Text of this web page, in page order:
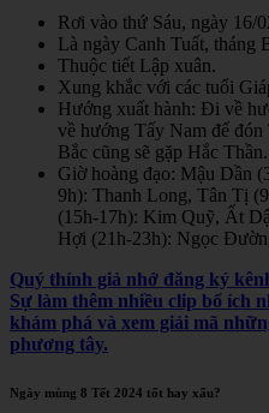
Rơi vào thứ Sáu, ngày 16/
Là ngày Canh Tuất, tháng
Thuộc tiết Lập xuân.
Xung khắc với các tuổi
Hướng xuất hành: Đi về
về hướng Tấy Nam để
Bắc cũng sẽ gặp Hắc Thần.
Giờ hoàng đạo: Mậu Dần
9h): Thanh Long, Tân Tị
(15h-17h): Kim Quỹ, Ất
Hợi (21h-23h): Ngọc
Quý thính giả nhớ đăng ký
Sự làm thêm nhiều clip bổ ích
khám phá và xem giải mã
phương tây.
Ngày mùng 8 Tết 2024 tốt hay xấu?